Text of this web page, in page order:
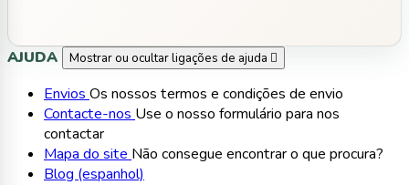
AJUDA Mostrar ou ocultar ligações de ajuda 
Envios Os nossos termos e condições de envio
Contacte-nos Use o nosso formulário para nos
contactar
Mapa do site Não consegue encontrar o que procura?
Blog (espanhol)